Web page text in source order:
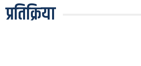
प्रतिक्रिया